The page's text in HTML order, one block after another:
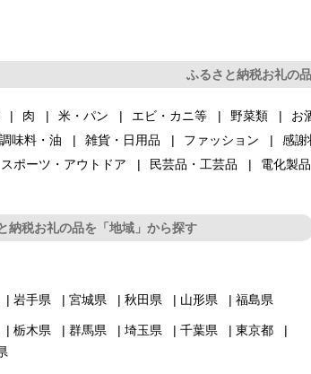
ふるさと納税お礼の
肉 米・パン エビ・カニ等 野菜類 お
調味料・油 雑貨・日用品 ファッション 感謝
スポーツ・アウトドア 民芸品・工芸品 電化製品
納税お礼の品を「地域」から探す
岩手県 宮城県 秋田県 山形県 福島県
栃木県 群馬県 埼玉県 千葉県
東京都